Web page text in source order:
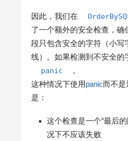
因此，我们在
了一个额外的安全检查，确
段只包含安全的字符（小写
线）。如果检测到不安全的
panic
。
这种情况下使用 panic而不是
是：
这个检查是一个“最后
况下不应该失败